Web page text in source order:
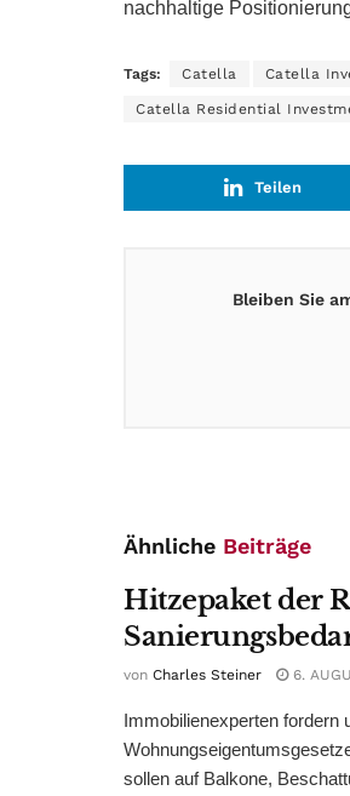
nachhaltige
Tags: Catella Catella
Catella Residential
Teilen
Bleiben Sie
Ähnliche Beiträge
Hitzepaket der
von Charles Steiner 6.
Immobilienexperten fordern
sollen auf Balkone,